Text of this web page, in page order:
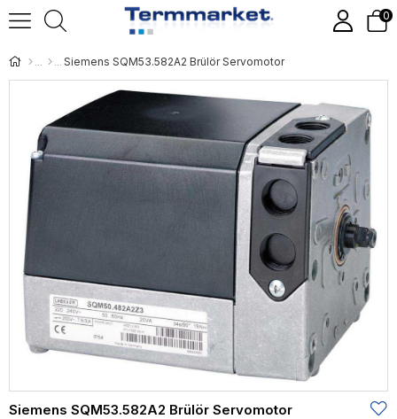
0
Siemens SQM53.582A2 Brülör Servomotor
Siemens SQM53.582A2 Brülör Servomotor